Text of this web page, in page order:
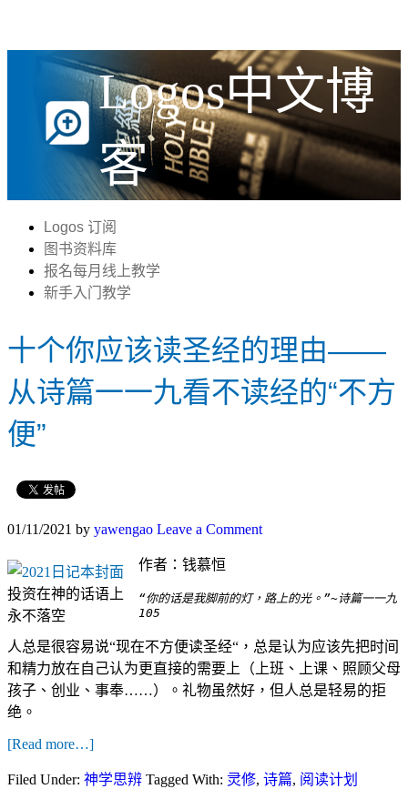
Logos中文博
客
Logos 订阅
图书资料库
报名每月线上教学
新手入门教学
十个你应该读圣经的理由——
从诗篇一一九看不读经的“不方
便”
01/11/2021 by yawengao Leave a Comment
投资在神的话语上
永不落空
作者：钱慕恒
“你的话是我脚前的灯，路上的光。”~诗篇一一九
105
人总是很容易说“现在不方便读圣经“，总是认为应该先把时间
和精力放在自己认为更直接的需要上（上班、上课、照顾父母
孩子、创业、事奉……）。礼物虽然好，但人总是轻易的拒
绝。
[Read more…]
Filed Under: 神学思辨 Tagged With: 灵修, 诗篇, 阅读计划